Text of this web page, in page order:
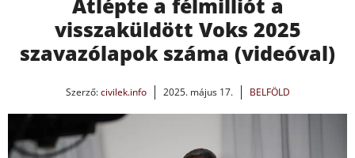
Átlépte a félmilliót a
visszaküldött Voks 2025
szavazólapok száma (videóval)
Szerző:civilek.info 2025. május 17. BELFÖLD